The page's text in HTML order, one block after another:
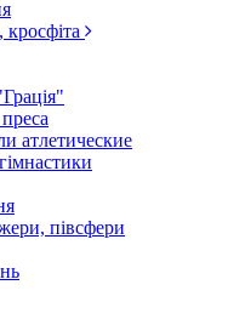
атлетические
півсфери